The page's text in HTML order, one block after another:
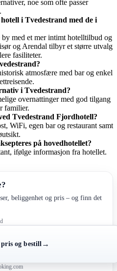
noe som ofte passer
i Tvedestrand med de i
by med et mer intimt hotelltilbud og
og Arendal tilbyr et større utvalg
fasiliteter.
atmosfære med bar og enkel
i Tvedestrand?
overnattinger med god tilgang
familier.
Tvedestrand Fjordhotell?
WiFi, egen bar og restaurant samt
på hovedhotellet?
ifølge informasjon fra hotellet.
beliggenhet og pris – og finn det
og bestill→